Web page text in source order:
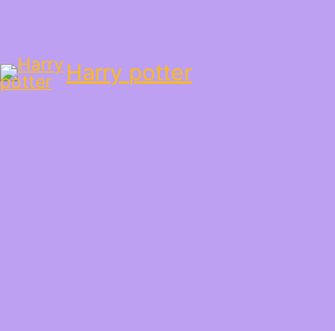
Harry potter